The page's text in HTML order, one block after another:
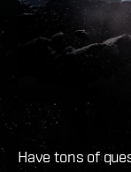
Have tons of